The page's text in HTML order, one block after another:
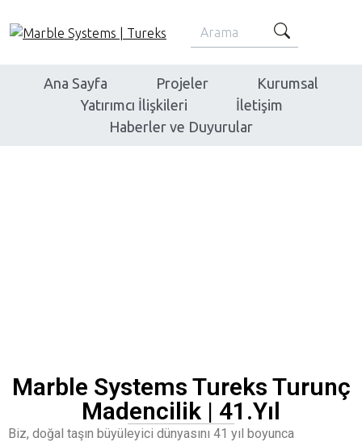
Ana Sayfa Projeler
Kurumsal
Yatırımcı İlişkileri
İletişim
Haberler ve Duyurular
Marble Systems Tureks Turunç
Madencilik | 41.Yıl
Biz, doğal taşın büyüleyici dünyasını 41 yıl boyunca